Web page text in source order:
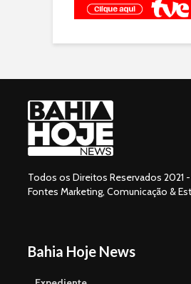
Todos os Direitos Reservados 2021
Fontes Marketing, Comunicação &
Bahia Hoje News